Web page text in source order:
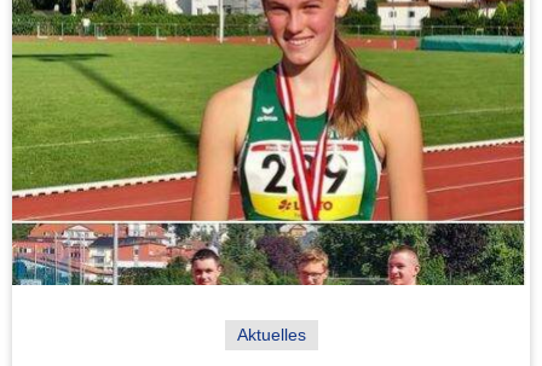
Aktuelles